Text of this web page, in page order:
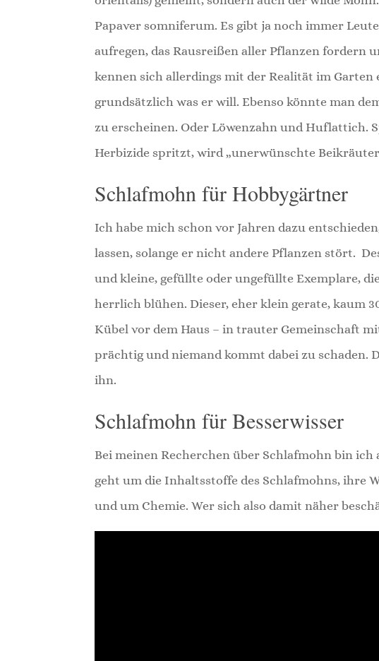
Papaver somniferum. Es gibt ja noch immer
aufregen, das Rausreißen aller Pflanzen fordern
kennen sich allerdings mit der Realität im
grundsätzlich was er will. Ebenso könnte man
zu erscheinen. Oder Löwenzahn und Huflattich.
Herbizide spritzt, wird „unerwünschte
Schlafmohn für Hobbygärtner
Ich habe mich schon vor Jahren dazu
lassen, solange er nicht andere Pflanzen stört.
und kleine, gefüllte oder ungefüllte Exemplare,
herrlich blühen. Dieser, eher klein gerate, kaum
Kübel vor dem Haus – in trauter Gemeinschaft
prächtig und niemand kommt dabei zu schaden.
ihn.
Schlafmohn für Besserwisser
Bei meinen Recherchen über Schlafmohn bin ich
geht um die Inhaltsstoffe des Schlafmohns, ihre
und um Chemie. Wer sich also damit näher